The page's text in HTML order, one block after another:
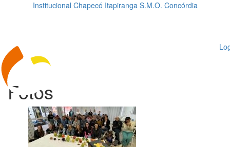
Institucional Chapecó Itapiranga S.M.O. Concórdia
Fotos